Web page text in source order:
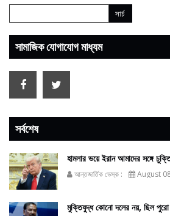
সামাজিক যোগাযোগ মাধ্যম
সর্বশেষ
হামলার ভয়ে ইরান আমাদের সঙ্গে
আন্তজার্তিক ডেস্ক : August
মুক্তিযুদ্ধ কোনো দলের নয়, ছিল পুরো